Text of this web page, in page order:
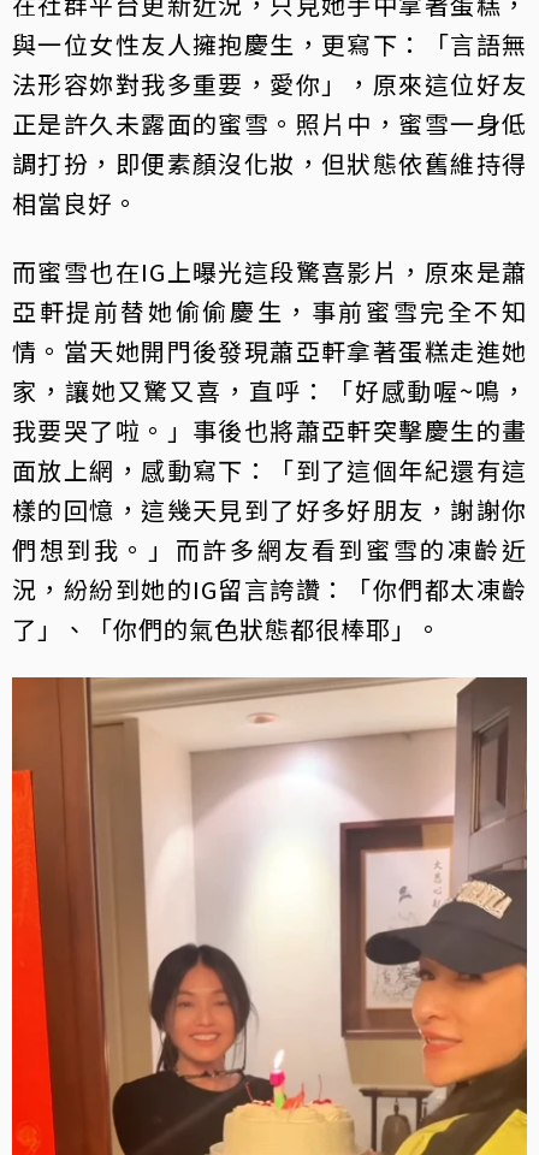
與一位女性友人擁抱慶生，更寫下：「言語無
法形容妳對我多重要，愛你」，原來這位好友
正是許久未露面的蜜雪。照片中，蜜雪一身低
調打扮，即便素顏沒化妝，但狀態依舊維持得
相當良好。
而蜜雪也在IG上曝光這段驚喜影片，原來是蕭
亞軒提前替她偷偷慶生，事前蜜雪完全不知
情。當天她開門後發現蕭亞軒拿著蛋糕走進她
家，讓她又驚又喜，直呼：「好感動喔~鳴，
我要哭了啦。」事後也將蕭亞軒突擊慶生的畫
面放上網，感動寫下：「到了這個年紀還有這
樣的回憶，這幾天見到了好多好朋友，謝謝你
們想到我。」而許多網友看到蜜雪的凍齡近
況，紛紛到她的IG留言誇讚：「你們都太凍齡
了」、「你們的氣色狀態都很棒耶」。